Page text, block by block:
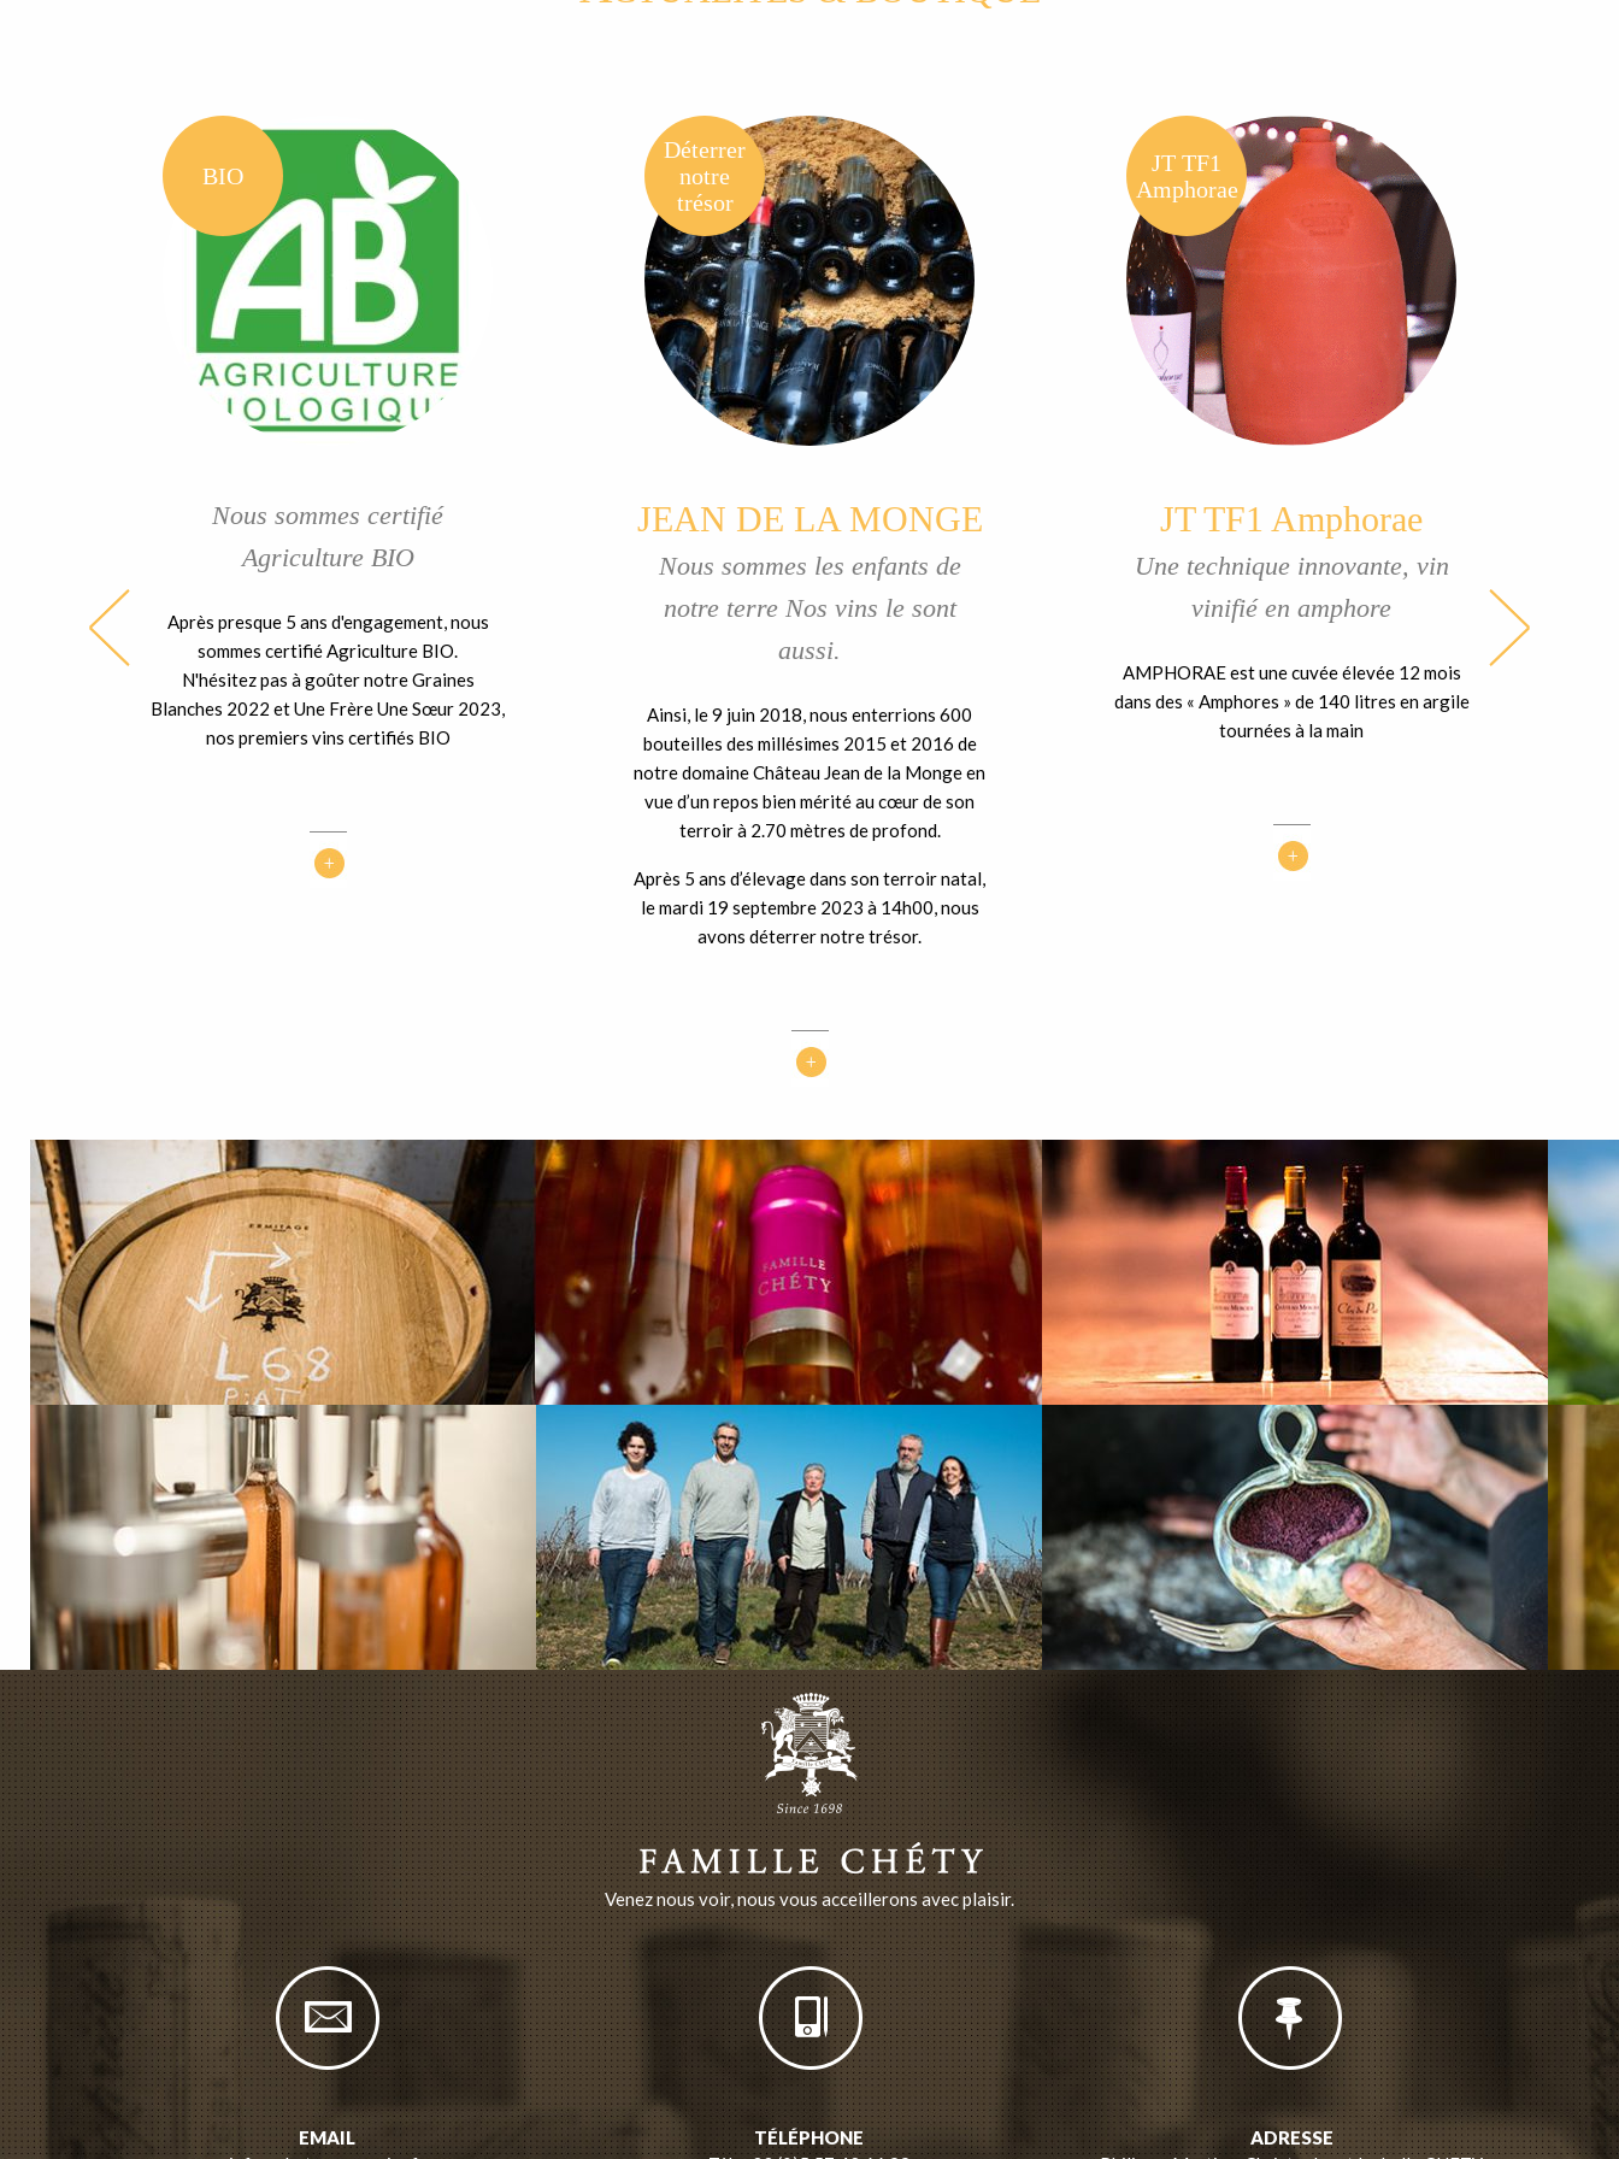
BIO
Nous sommes certifié
Agriculture BIO
Après presque 5 ans d'engagement, nous
sommes certifié Agriculture BIO.
N'hésitez pas à goûter notre Graines
Blanches 2022 et Une Frère Une Sœur 2023,
nos premiers vins certifiés BIO
Déterrer
notre
trésor
JEAN DE LA MONGE
Nous sommes les enfants de
notre terre Nos vins le sont
aussi.
Ainsi, le 9 juin 2018, nous enterrions 600
bouteilles des millésimes 2015 et 2016 de
notre domaine Château Jean de la Monge en
vue d’un repos bien mérité au cœur de son
terroir à 2.70 mètres de profond.
Après 5 ans d’élevage dans son terroir natal,
le mardi 19 septembre 2023 à 14h00, nous
avons déterrer notre trésor.
JT TF1
Amphorae
JT TF1 Amphorae
Une technique innovante, vin
vinifié en amphore
AMPHORAE est une cuvée élevée 12 mois
dans des « Amphores » de 140 litres en argile
tournées à la main
Venez nous voir, nous vous acceillerons avec plaisir.
EMAIL
TÉLÉPHONE
ADRESSE